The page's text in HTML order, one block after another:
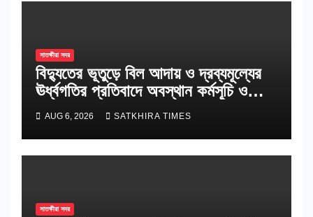
সাতক্ষীরা সদর
বিদ্যুতের ভূতুড়ে বিল আদায় ও দ্রব্যমূল্যের
ঊর্ধ্বগতির প্রতিবাদে অবস্থান কর্মসূচি ও
স্মারকলিপি
AUG 6, 2026 SATKHIRA TIMES
সাতক্ষীরা সদর